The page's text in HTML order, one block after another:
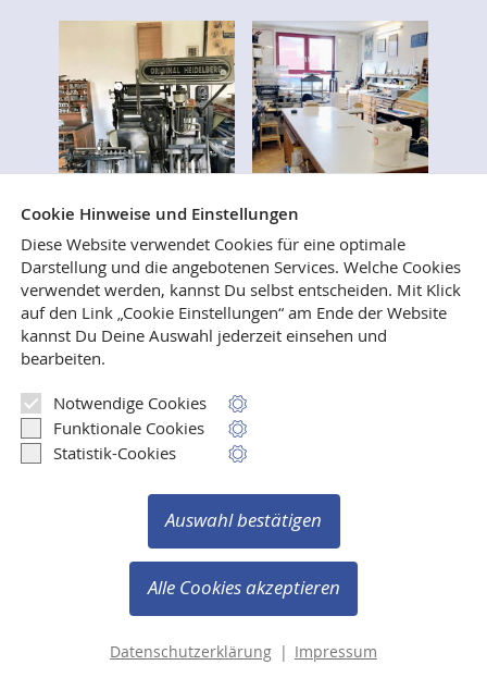
Wer immer schon mal wissen wollte, wie Bücher
gesetzt, gedruckt und gebunden werden, ist
herzlich eingeladen, uns in unseren Verlags- und
Mehr lesen
Vertrag widerrufen
Copyright © 2003-2026 Verlag Ralf Liebe
Cookie Hinweise und Einstellungen
Diese Website verwendet Cookies für eine optimale
Darstellung und die angebotenen Services. Welche Cookies
verwendet werden, kannst Du selbst entscheiden. Mit Klick
auf den Link „Cookie Einstellungen“ am Ende der Website
kannst Du Deine Auswahl jederzeit einsehen und
bearbeiten.
Notwendige Cookies
Funktionale Cookies
Statistik-Cookies
Auswahl bestätigen
Alle Cookies akzeptieren
Datenschutzerklärung | Impressum